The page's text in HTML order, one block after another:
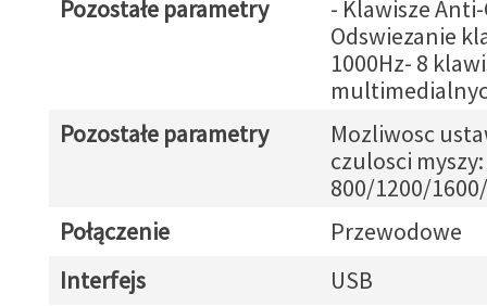
Pozostałe parametry
- Klawisze
Odswiezanie
1000Hz- 8
Pozostałe parametry
Mozliwosc
czulosci myszy:
800/1200/
Połączenie
Przewodowe
Interfejs
USB